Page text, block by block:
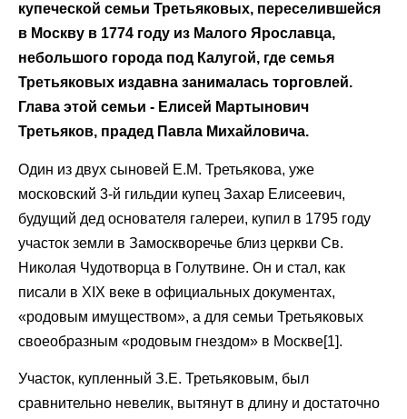
купеческой семьи Третьяковых, переселившейся
в Москву в 1774 году из Малого Ярославца,
небольшого города под Калугой, где семья
Третьяковых издавна занималась торговлей.
Глава этой семьи - Елисей Мартынович
Третьяков, прадед Павла Михайловича.
Один из двух сыновей Е.М. Третьякова, уже
московский 3-й гильдии купец Захар Елисеевич,
будущий дед основателя галереи, купил в 1795 году
участок земли в Замоскворечье близ церкви Св.
Николая Чудотворца в Голутвине. Он и стал, как
писали в XIX веке в официальных документах,
«родовым имуществом», а для семьи Третьяковых
своеобразным «родовым гнездом» в Москве[1].
Участок, купленный З.Е. Третьяковым, был
сравнительно невелик, вытянут в длину и достаточно